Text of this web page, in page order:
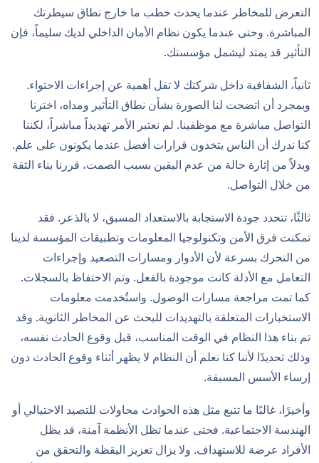
التعرض للمخاطر عندما يحدث خطب ما خارج نطاق سيطرتك
المباشرة. وحتى عندما يكون نظام الأمان الداخلي لديك سليماً، فإن
التأثير قد يمتد ليشمل مؤسستك.
ثانياً، الشفافية داخل شركتك لا تقل أهمية عن إجراءات الاحتواء.
وبمجرد أن اتضحت لنا الصورة بشأن نطاق التأثير ومداه، اخترنا
التواصل مباشرة مع موظفينا. لم نعتبر الأمر تهديداً مباشراً، لكننا
كنا ندرك أن الناس يتخذون قرارات أفضل عندما يكونون على علم.
وبدلاً من إثارة حالة من عدم اليقين بسبب الصمت، قررنا بناء الثقة
من خلال التواصل.
ثالثًا، تتحدد جودة الاستجابة بالاستعداد المسبق، لا بالذعر. فقد
تمكنت فرق الأمن وتكنولوجيا المعلومات وتطبيقات المؤسسة لدينا
من التحرك بسرعة لأن الأدوار ومسارات التصعيد وإجراءات
التعامل مع الأدلة كانت موجودة بالفعل. وتم الاحتفاظ بالسجلات.
كما تمت مراجعة مسارات الوصول. واستُخدمت معلومات
الاستخبارات المتعلقة بالتهديدات للبحث عن المخاطر الثانوية. وقد
تم بناء هذا النظام في الوقت المناسب، قبل وقوع الحادث نفسه،
وذلك تحديدًا لأننا كنا نعلم أن النظام لا يظهر أثناء وقوع الحادث دون
إرساء الأسس المسبقة.
وأخيرًا، غالبًا ما تتبع مثل هذه الحوادث محاولات للتصيد الاحتيالي أو
الهندسة الاجتماعية. فحتى عندما تظل الأنظمة آمنة، قد يظل
الأفراد عرضة للاستهداف. ولا يزال تعزيز اليقظة والتحقق من